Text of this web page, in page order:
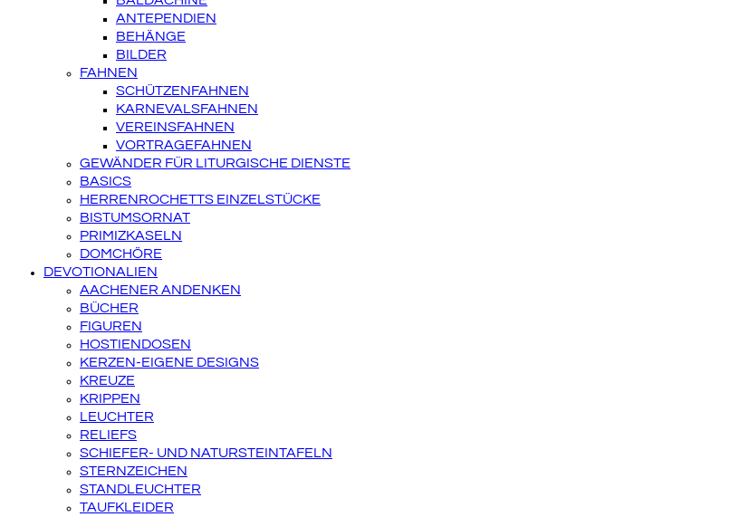
ANTEPENDIEN
BEHÄNGE
BILDER
FAHNEN
SCHÜTZENFAHNEN
KARNEVALSFAHNEN
VEREINSFAHNEN
VORTRAGEFAHNEN
GEWÄNDER FÜR LITURGISCHE DIENSTE
BASICS
HERRENROCHETTS EINZELSTÜCKE
BISTUMSORNAT
PRIMIZKASELN
DOMCHÖRE
DEVOTIONALIEN
AACHENER ANDENKEN
BÜCHER
FIGUREN
HOSTIENDOSEN
KERZEN-EIGENE DESIGNS
KREUZE
KRIPPEN
LEUCHTER
RELIEFS
SCHIEFER- UND NATURSTEINTAFELN
STERNZEICHEN
STANDLEUCHTER
TAUFKLEIDER